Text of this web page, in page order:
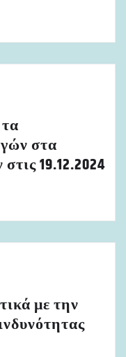
στα
19.12.2024
με την